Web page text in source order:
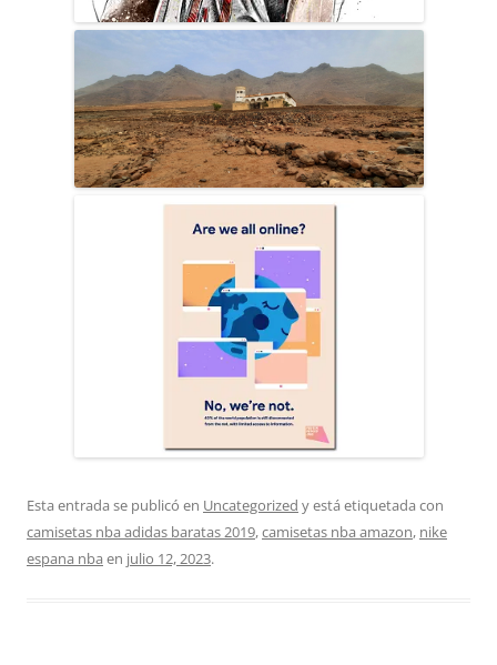
Esta entrada se publicó en Uncategorized y está etiquetada con
camisetas nba adidas baratas 2019,camisetas nba amazon, nike
espana nba en julio 12, 2023.